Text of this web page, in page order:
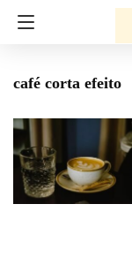
café corta efeito